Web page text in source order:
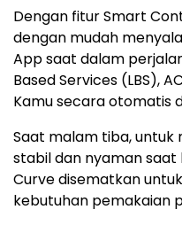
Dengan fitur Smart
dengan mudah
App saat dalam
Based Services (LBS),
Kamu secara otomatis
Saat malam tiba, untuk
stabil dan nyaman
Curve disematkan
kebutuhan pemakaian